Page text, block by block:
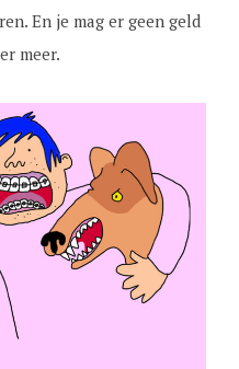
En je mag er geen geld
meer.